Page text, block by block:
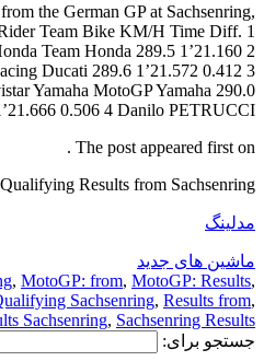
MotoGP Qualifying Results from
Germany: Q2 Results Pos.
Marc MARQUEZ Repsol Honda
Hector BARBERA Avintia Racing
Valentino ROSSI Movistar
MotoGP
From,MotoGP Sachsenring,
Qualifying,Qualifying from,
Results